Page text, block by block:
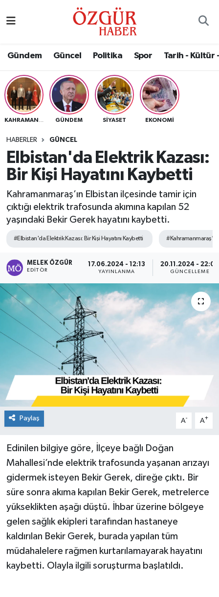
Gündem Güncel Politika Spor Tarih - Kültür
GÜNDEM SIYASET EKONOMI
HABERLER GÜNCEL
Elbistan'da Elektrik Kazası:
Bir Kişi Hayatını Kaybetti
Kahramanmaraş’ın Elbistan ilçesinde tamir için
çıktığı elektrik trafosunda akımına kapılan 52
yaşındaki Bekir Gerek hayatını kaybetti.
#Elbistan'da Elektrik Kazası: Bir Kişi Hayatını Kaybetti
MELEK ÖZGÜR
EDITÖR
17.06.2024 - 12:13
YAYINLANMA
20.11.2024 - 22:00
GÜNCELLEME
Paylaş A- A+
Edinilen bilgiye göre, İlçeye bağlı Doğan
Mahallesi’nde elektrik trafosunda yaşanan arızayı
gidermek isteyen Bekir Gerek, direğe çıktı. Bir
süre sonra akıma kapılan Bekir Gerek, metrelerce
yükseklikten aşağı düştü. İhbar üzerine bölgeye
gelen sağlık ekipleri tarafından hastaneye
kaldırılan Bekir Gerek, burada yapılan tüm
müdahalelere rağmen kurtarılamayarak hayatını
kaybetti. Olayla ilgili soruşturma başlatıldı.
Eğitim
Ekonomi
Güncel
Gündem
Politika
Sağlık
Spor
Tarih - Kültür - Sanat - Turizm
Yaşam
Nöbetçi Eczaneler
Namaz Vakitleri
Trafik Durumu
Süper Lig Puan Durumu ve Fikstür
Tüm Manşetler
Haber Arşivi